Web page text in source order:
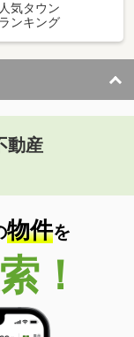
人気タウン
ランキング
動産
物件を
！